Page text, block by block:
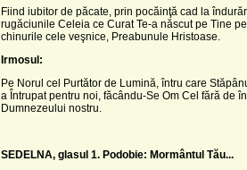
Fiind iubitor de păcate, prin pocăinţă cad la
rugăciunile Celeia ce Curat Te-a născut pe Tine
chinurile cele veşnice, Preabunule Hristoase.
Irmosul:
Pe Norul cel Purtător de Lumină, întru care
a Întrupat pentru noi, făcându-Se Om Cel fără de
Dumnezeului nostru.
SEDELNA, glasul 1. Podobie: Mormântul Tău...